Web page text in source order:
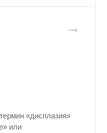
«дисплазия»
или